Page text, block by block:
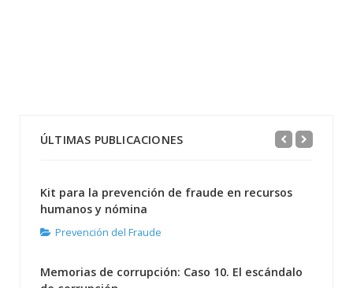
ÚLTIMAS PUBLICACIONES
Kit para la prevención de fraude en recursos
humanos y nómina
Prevención del Fraude
Memorias de corrupción: Caso 10. El escándalo